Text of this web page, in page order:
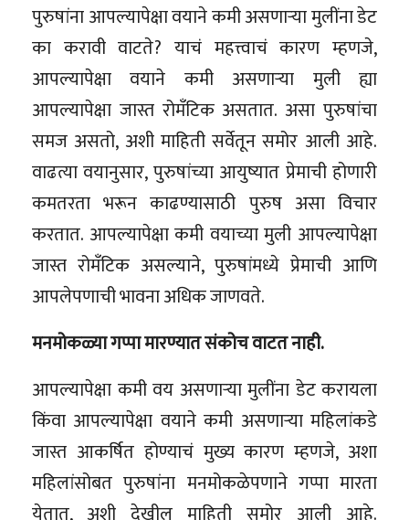
पुरुषांना आपल्यापेक्षा वयाने कमी असणाऱ्या मुलींना डेट
का करावी वाटते? याचं महत्त्वाचं कारण म्हणजे,
आपल्यापेक्षा वयाने कमी असणाऱ्या मुली ह्या
आपल्यापेक्षा जास्त रोमँटिक असतात. असा पुरुषांचा
समज असतो, अशी माहिती सर्वेतून समोर आली आहे.
वाढत्या वयानुसार, पुरुषांच्या आयुष्यात प्रेमाची होणारी
कमतरता भरून काढण्यासाठी पुरुष असा विचार
करतात. आपल्यापेक्षा कमी वयाच्या मुली आपल्यापेक्षा
जास्त रोमँटिक असल्याने, पुरुषांमध्ये प्रेमाची आणि
आपलेपणाची भावना अधिक जाणवते.
मनमोकळ्या गप्पा मारण्यात संकोच वाटत नाही.
आपल्यापेक्षा कमी वय असणाऱ्या मुलींना डेट करायला
किंवा आपल्यापेक्षा वयाने कमी असणाऱ्या महिलांकडे
जास्त आकर्षित होण्याचं मुख्य कारण म्हणजे, अशा
महिलांसोबत पुरुषांना मनमोकळेपणाने गप्पा मारता